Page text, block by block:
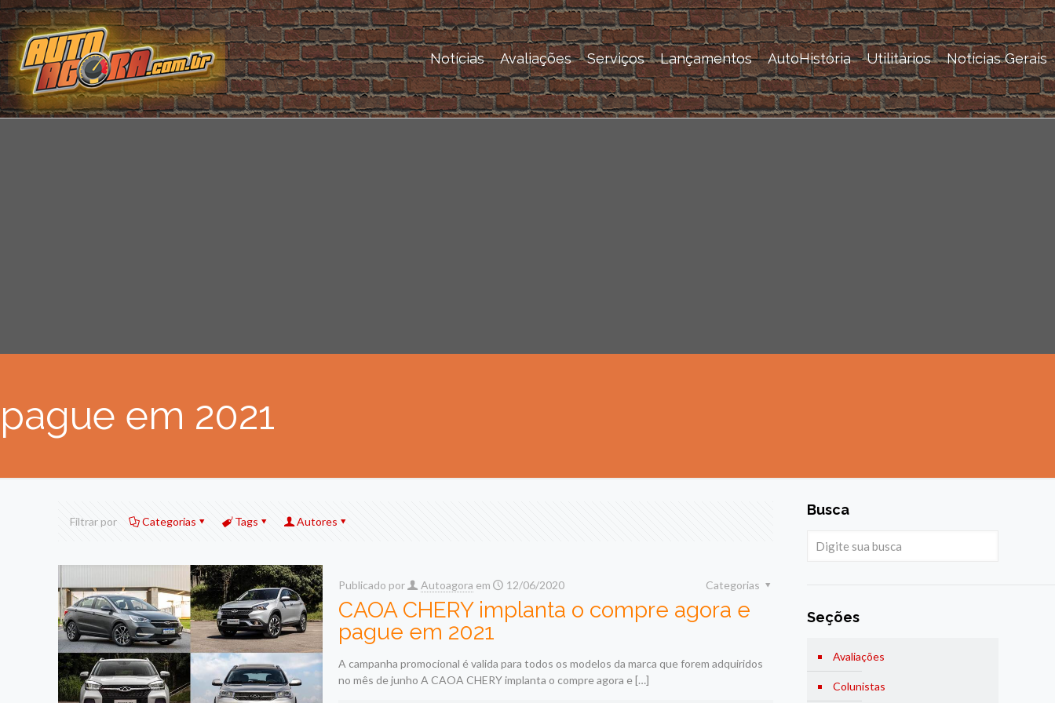
Notícias Avaliações Serviços Lançamentos AutoHistória Utilitários Notícias Gerais
pague em 2021
Filtrar por Categorias Tags Autores
Publicado por Autoagora em 12/06/2020 Categorias
CAOA CHERY implanta o compre agora e
pague em 2021
A campanha promocional é valida para todos os modelos da marca que forem adquiridos
no mês de junho A CAOA CHERY implanta o compre agora e[…]
Busca
Seções
Avaliações
Colunistas